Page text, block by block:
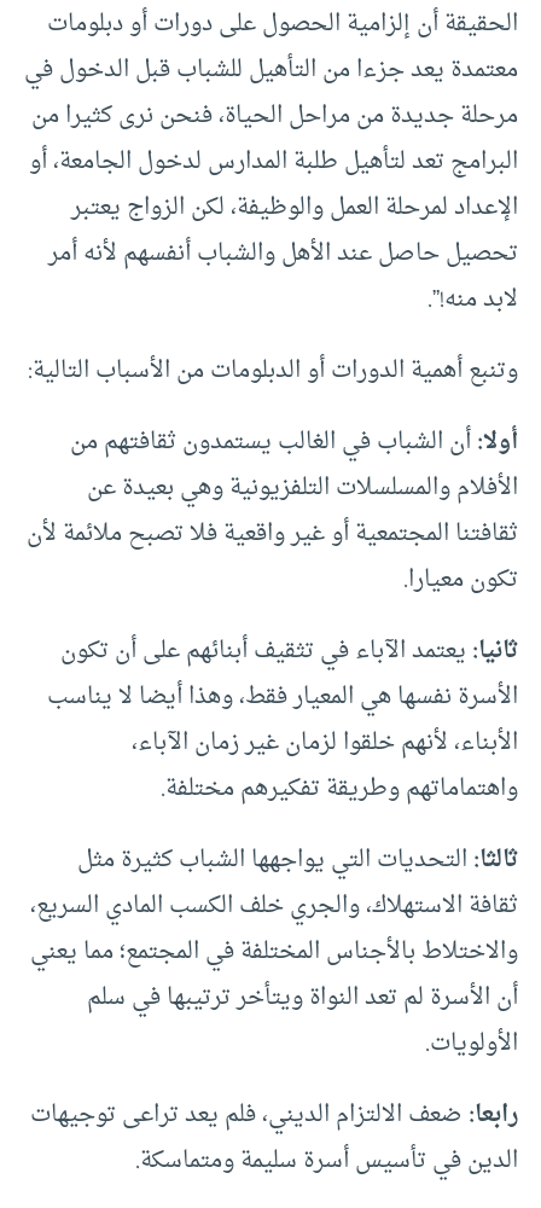
الحقيقة أن إلزامية الحصول على دورات أو دبلومات
معتمدة يعد جزءا من التأهيل للشباب قبل الدخول في
مرحلة جديدة من مراحل الحياة، فنحن نرى كثيرا من
البرامج تعد لتأهيل طلبة المدارس لدخول الجامعة، أو
الإعداد لمرحلة العمل والوظيفة، لكن الزواج يعتبر
تحصيل حاصل عند الأهل والشباب أنفسهم لأنه أمر
لابد منه!”.
وتنبع أهمية الدورات أو الدبلومات من الأسباب التالية:
أولا:أن الشباب في الغالب يستمدون ثقافتهم من
الأفلام والمسلسلات التلفزيونية وهي بعيدة عن
ثقافتنا المجتمعية أو غير واقعية فلا تصبح ملائمة لأن
تكون معيارا.
ثانيا:يعتمد الآباء في تثقيف أبنائهم على أن تكون
الأسرة نفسها هي المعيار فقط، وهذا أيضا لا يناسب
الأبناء، لأنهم خلقوا لزمان غير زمان الآباء،
واهتماماتهم وطريقة تفكيرهم مختلفة.
ثالثا:التحديات التي يواجهها الشباب كثيرة مثل
ثقافة الاستهلاك، والجري خلف الكسب المادي السريع،
والاختلاط بالأجناس المختلفة في المجتمع؛ مما يعني
أن الأسرة لم تعد النواة ويتأخر ترتيبها في سلم
الأولويات.
رابعا: ضعف الالتزام الديني، فلم يعد تراعى توجيهات
الدين في تأسيس أسرة سليمة ومتماسكة.